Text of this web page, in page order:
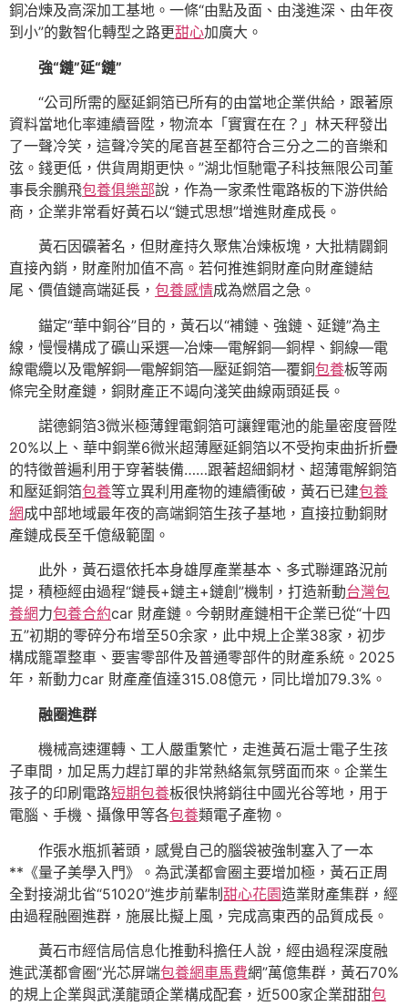
銅冶煉及高深加工基地。一條“由點及面、由淺進深、由年夜
到小”的數智化轉型之路更甜心加廣大。
強“鏈”延“鏈”
“公司所需的壓延銅箔已所有的由當地企業供給，跟著原
資料當地化率連續晉陞，物流本「實實在在？」林天秤發出
了一聲冷笑，這聲冷笑的尾音甚至都符合三分之二的音樂和
弦。錢更低，供貨周期更快。”湖北恒馳電子科技無限公司董
事長余鵬飛包養俱樂部說，作為一家柔性電路板的下游供給
商，企業非常看好黃石以“鏈式思想”增進財產成長。
黃石因礦著名，但財產持久聚焦冶煉板塊，大批精闢銅
直接內銷，財產附加值不高。若何推進銅財產向財產鏈結
尾、價值鏈高端延長， 包養感情成為燃眉之急。
錨定“華中銅谷”目的，黃石以“補鏈、強鏈、延鏈”為主
線，慢慢構成了礦山采選—冶煉—電解銅—銅桿、銅線—電
線電纜以及電解銅—電解銅箔—壓延銅箔—覆銅包養板等兩
條完全財產鏈，銅財產正不竭向淺笑曲線兩頭延長。
諾德銅箔3微米極薄鋰電銅箔可讓鋰電池的能量密度晉陞
20%以上、華中銅業6微米超薄壓延銅箔以不受拘束曲折折疊
的特徵普遍利用于穿著裝備……跟著超細銅材、超薄電解銅箔
和壓延銅箔包養等立異利用產物的連續衝破，黃石已建包養
網成中部地域最年夜的高端銅箔生孩子基地，直接拉動銅財
產鏈成長至千億級範圍。
此外，黃石還依托本身雄厚產業基本、多式聯運路況前
提，積極經由過程“鏈長+鏈主+鏈創”機制，打造新動台灣包
養網力包養合約car 財產鏈。今朝財產鏈相干企業已從“十四
五”初期的零碎分布增至50余家，此中規上企業38家，初步
構成籠罩整車、要害零部件及普通零部件的財產系統。2025
年，新動力car 財產產值達315.08億元，同比增加79.3%。
融圈進群
機械高速運轉、工人嚴重繁忙，走進黃石滬士電子生孩
子車間，加足馬力趕訂單的非常熱絡氣氛劈面而來。企業生
孩子的印刷電路短期包養板很快將銷往中國光谷等地，用于
電腦、手機、攝像甲等各包養類電子產物。
作張水瓶抓著頭，感覺自己的腦袋被強制塞入了一本
**《量子美學入門》。為武漢都會圈主要增加極，黃石正周
全對接湖北省“51020”進步前輩制甜心花園造業財產集群，經
由過程融圈進群，施展比擬上風，完成高東西的品質成長。
黃石市經信局信息化推動科擔任人說，經由過程深度融
進武漢都會圈“光芯屏端包養網車馬費網”萬億集群，黃石70%
的規上企業與武漢龍頭企業構成配套，近500家企業甜甜包